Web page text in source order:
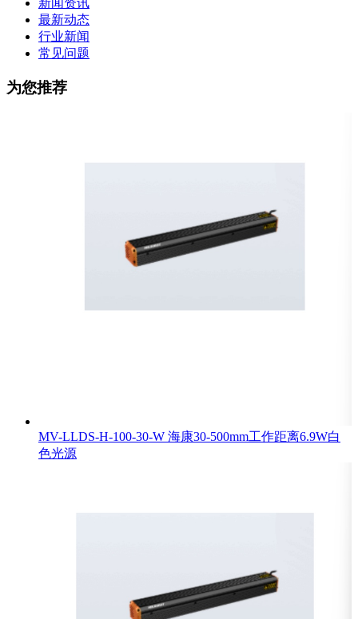
最新动态
行业新闻
常见问题
为您推荐
MV-LLDS-H-100-30-W 海康30-500mm工作距离6.9W白
色光源